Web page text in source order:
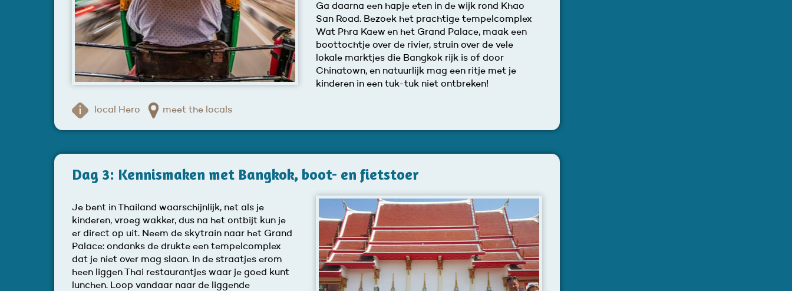
Ga daarna een hapje eten in de wijk rond Khao
San Road. Bezoek het prachtige tempelcomplex
Wat Phra Kaew en het Grand Palace, maak een
boottochtje over de rivier, struin over de vele
lokale marktjes die Bangkok rijk is of door
Chinatown, en natuurlijk mag een ritje met je
kinderen in een tuk-tuk niet ontbreken!
local Hero meet the locals
Dag 3: Kennismaken met Bangkok, boot- en fietstoer
Je bent in Thailand waarschijnlijk, net als je
kinderen, vroeg wakker, dus na het ontbijt kun je
er direct op uit. Neem de skytrain naar het Grand
Palace: ondanks de drukte een tempelcomplex
dat je niet over mag slaan. In de straatjes erom
heen liggen Thai restaurantjes waar je goed kunt
lunchen. Loop vandaar naar de liggende